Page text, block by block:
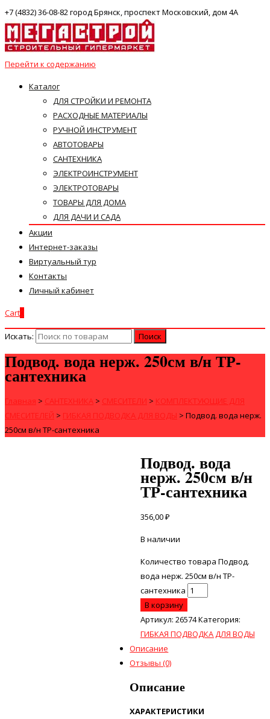
+7 (4832) 36-08-82 город Брянск, проспект Московский, дом 4А
Перейти к содержанию
Каталог
ДЛЯ СТРОЙКИ И РЕМОНТА
РАСХОДНЫЕ МАТЕРИАЛЫ
РУЧНОЙ ИНСТРУМЕНТ
АВТОТОВАРЫ
САНТЕХНИКА
ЭЛЕКТРОИНСТРУМЕНТ
ЭЛЕКТРОТОВАРЫ
ТОВАРЫ ДЛЯ ДОМА
ДЛЯ ДАЧИ И САДА
Акции
Интернет-заказы
Виртуальный тур
Контакты
Личный кабинет
Cart
Искать:
Подвод. вода нерж. 250см в/н ТР-
сантехника
Главная > САНТЕХНИКА > СМЕСИТЕЛИ > КОМПЛЕКТУЮЩИЕ ДЛЯ
СМЕСИТЕЛЕЙ > ГИБКАЯ ПОДВОДКА ДЛЯ ВОДЫ > Подвод. вода нерж.
250см в/н ТР-сантехника
Подвод. вода
нерж. 250см в/н
ТР-сантехника
356,00₽
В наличии
Количество товара Подвод.
вода нерж. 250см в/н ТР-
сантехника
В корзину
Артикул: 26574Категория:
ГИБКАЯ ПОДВОДКА ДЛЯ ВОДЫ
Описание
Отзывы (0)
Описание
ХАРАКТЕРИСТИКИ